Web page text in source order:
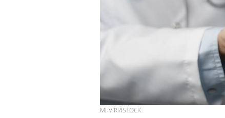
MI-VIRI/ISTOCK